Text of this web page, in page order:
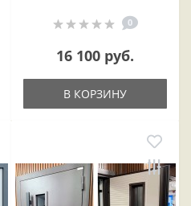
0
16 100 руб.
В КОРЗИНУ